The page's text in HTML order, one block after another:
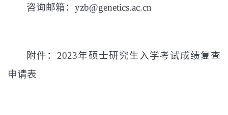
咨询邮箱：yzb@genetics.ac.cn
附件：2023年硕士研究生入学考试成绩复查
申请表